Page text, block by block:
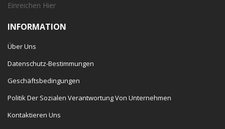
Einreichen Hier
INFORMATION
Über Uns
Datenschutz-Bestimmungen
Geschäftsbedingungen
Politik Der Sozialen Verantwortung Von Unternehmen
Kontaktieren Uns